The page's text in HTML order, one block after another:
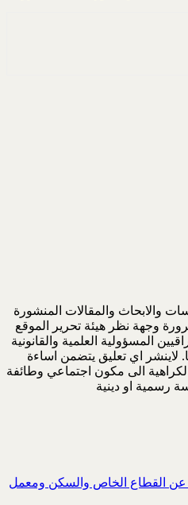
والابحاث والمقالات المنشورة
وجهة نظر هيئة تحرير الموقع
المسؤولية العلمية والقانونية
لاينشر اي تعليق يتضمن اساءة
الى مكون اجتماعي وطائفة
رسمية او دينية
عن القطاع الخاص والسكن ومعمل